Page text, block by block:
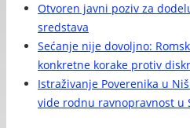
Otvoren javni poziv za
sredstava
Sećanje nije dovoljno:
konkretne korake protiv
Istraživanje Poverenika u
vide rodnu ravnopravnost u